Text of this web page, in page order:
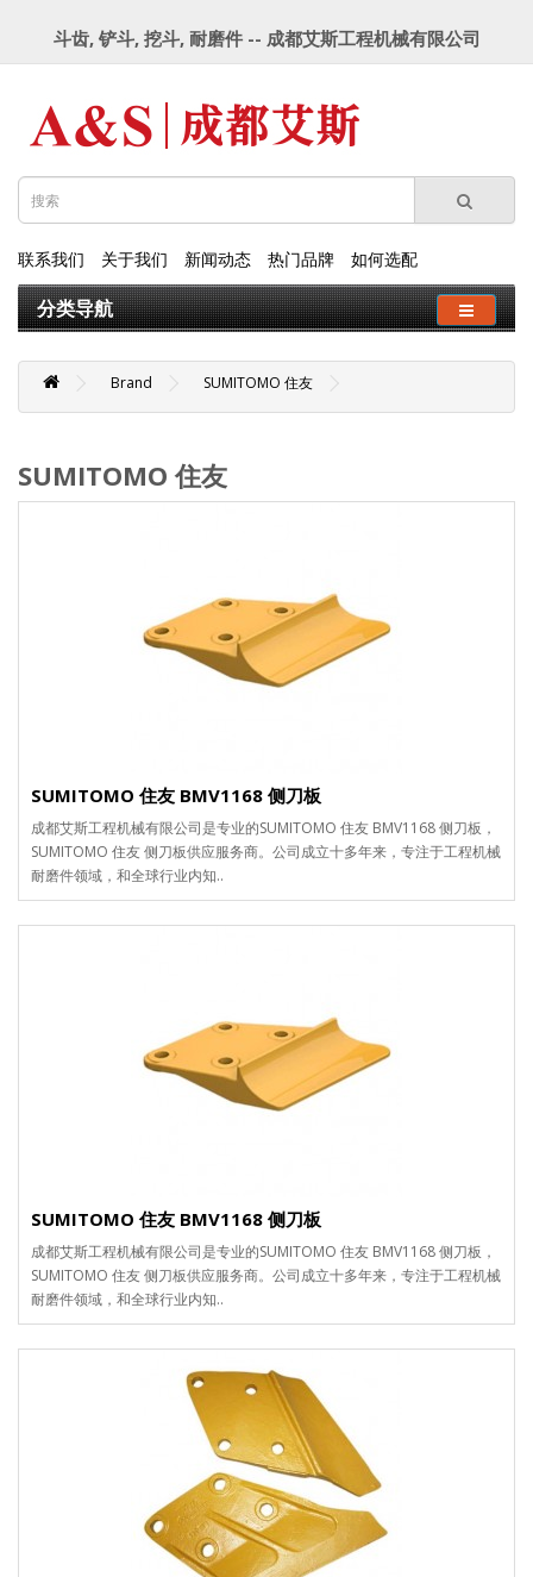
斗齿, 铲斗, 挖斗, 耐磨件 -- 成都艾斯工程机械有限公司
联系我们 关于我们 新闻动态 热门品牌 如何选配
分类导航
Brand SUMITOMO 住友
SUMITOMO 住友
SUMITOMO 住友 BMV1168 侧刀板
成都艾斯工程机械有限公司是专业的SUMITOMO 住友 BMV1168 侧刀板，
SUMITOMO 住友 侧刀板供应服务商。公司成立十多年来，专注于工程机械
耐磨件领域，和全球行业内知..
SUMITOMO 住友 BMV1168 侧刀板
成都艾斯工程机械有限公司是专业的SUMITOMO 住友 BMV1168 侧刀板，
SUMITOMO 住友 侧刀板供应服务商。公司成立十多年来，专注于工程机械
耐磨件领域，和全球行业内知..